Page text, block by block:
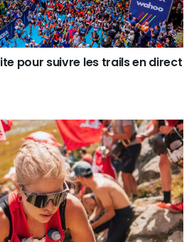
pour suivre les trails en direct